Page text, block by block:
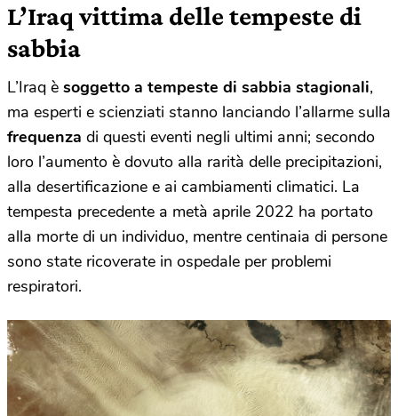
L’Iraq vittima delle tempeste di
sabbia
L’Iraq è soggetto a tempeste di sabbia stagionali,
ma esperti e scienziati stanno lanciando l’allarme sulla
frequenza di questi eventi negli ultimi anni; secondo
loro l’aumento è dovuto alla rarità delle precipitazioni,
alla desertificazione e ai cambiamenti climatici. La
tempesta precedente a metà aprile 2022 ha portato
alla morte di un individuo, mentre centinaia di persone
sono state ricoverate in ospedale per problemi
respiratori.